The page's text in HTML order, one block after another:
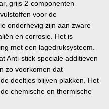
grijs 2-componenten
voor de
onderhevig zijn aan zware
en corrosie. Het is
met een lagedruksysteem.
Anti-stick speciale additieven
zo voorkomen dat
deeltjes blijven plakken. Het
chemische en thermische